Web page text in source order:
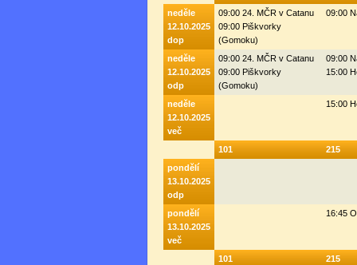
neděle
12.10.2025
dop
09:00 24. MČR v Catanu
09:00 Piškvorky
(Gomoku)
09:00
neděle
12.10.2025
odp
09:00 24. MČR v Catanu
09:00 Piškvorky
(Gomoku)
09:00
15:00
neděle
12.10.2025
več
15:00
101
215
pondělí
13.10.2025
odp
pondělí
13.10.2025
več
16:45
101
215